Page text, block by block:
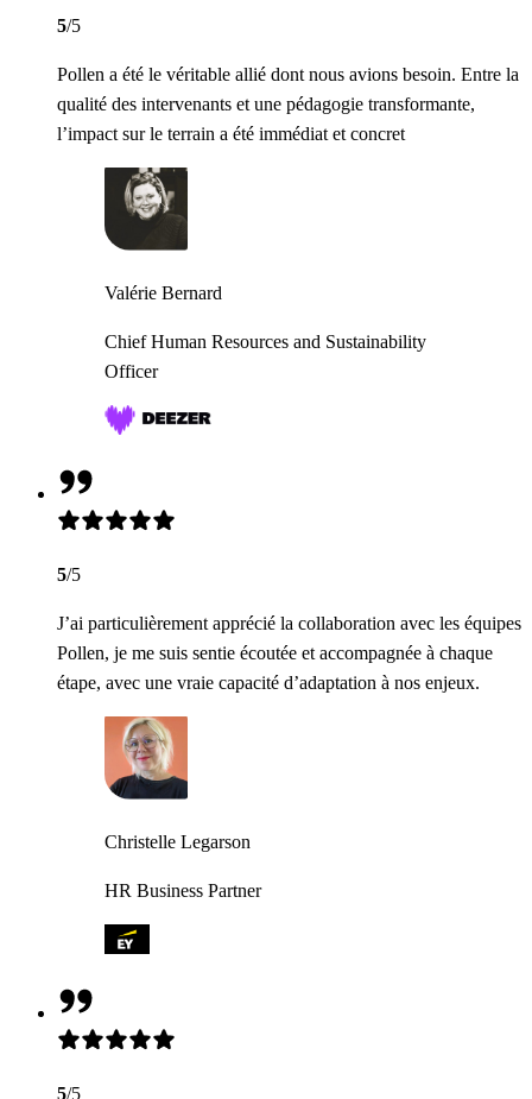
5/5
Pollen a été le véritable allié dont nous avions besoin. Entre la
qualité des intervenants et une pédagogie transformante,
l’impact sur le terrain a été immédiat et concret
Valérie Bernard
Chief Human Resources and Sustainability
Officer
5/5
J’ai particulièrement apprécié la collaboration avec les équipes
Pollen, je me suis sentie écoutée et accompagnée à chaque
étape, avec une vraie capacité d’adaptation à nos enjeux.
Christelle Legarson
HR Business Partner
5/5